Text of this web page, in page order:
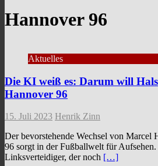
Hannover 96
Aktuelles
Die KI weiß es: Darum will
Hannover 96
15. Juli 2023 Henrik Zinn
Der bevorstehende Wechsel von Marcel
96 sorgt in der Fußballwelt für
Linksverteidiger, der noch […]